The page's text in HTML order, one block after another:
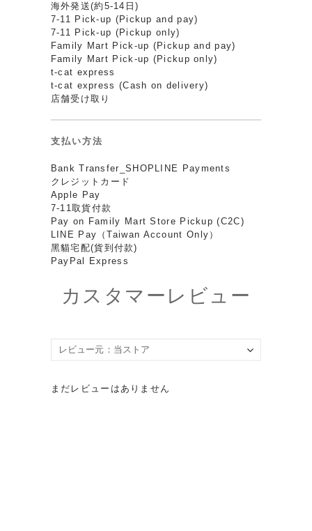
海外発送(約5-14日)
7-11 Pick-up (Pickup and pay)
7-11 Pick-up (Pickup only)
Family Mart Pick-up (Pickup and pay)
Family Mart Pick-up (Pickup only)
t-cat express
t-cat express (Cash on delivery)
店舗受け取り
支払い方法
Bank Transfer_SHOPLINE Payments
クレジットカード
Apple Pay
7-11取貨付款
Pay on Family Mart Store Pickup (C2C)
LINE Pay（Taiwan Account Only）
黑貓宅配(貨到付款)
PayPal Express
カスタマーレビュー
まだレビューはありません